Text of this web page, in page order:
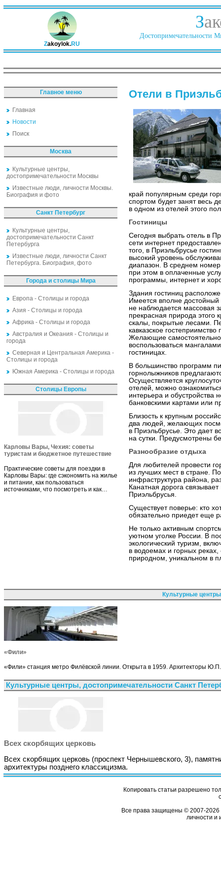
Zakoylok.RU
З
Достопримечательности
Главное меню
Главная
Новости
Поиск
Москва
Культурные центры,
достопримечательности Москвы
Известные люди, личности Москвы.
Биография и фото
Санкт Петербург
Культурные центры,
достопримечательности Санкт
Петербурга
Известные люди, личности Санкт
Петербурга. Биография, фото
Города и столицы Мира
Европа - Столицы и города
Азия - Столицы и города
Африка - Столицы и города
Австралия и Океания - Столицы и
города
Северная и Центральная Америка -
Столицы и города
Южная Америка - Столицы и города
Столицы Европы
Карловы Вары, Чехия: советы
туристам и бюджетное путешествие
Практические советы для поездки в
Карловы Вары: где сэкономить на жилье
и питании, как пользоваться
источниками, что посмотреть и как…
Отели в
край популярным среди
спортом будет занят весь
в одном из отелей этого
Гостиницы
Сегодня выбрать отель в
сети интернет
того, в Приэльбрусье
высокий уровень
диапазон. В среднем
при этом в оплаченные
программы, интернет и
Здания гостиниц
Имеется вполне
не наблюдается массовая
прекрасная природа
скалы, покрытые лесами.
кавказское
Желающие самостоятельно
воспользоваться
гостиницах.
В большинство программ
горнолыжников
Осуществляется
отелей, можно
интерьера и обустройства
банковскими картами или
Близость к крупным
два людей, желающих
в Приэльбрусье. Это дает
на сутки. Предусмотрены
Разнообразие отдыха
Для любителей провести
из лучших мест в стране.
инфраструктура района,
Канатная дорога
Приэльбрусья.
Существует поверье: кто
обязательно приедет еще
Не только активным
уютном уголке России. В
экологический туризм,
в водоемах и горных
природном, уникальном в
Культурные
«Фили»
«Фили» станция метро Филёвской линии. Открыта в 1959. Архитекторы
Культурные центры, достопримечательности Санкт
Всех скорбящих церковь
Всех скорбящих церковь (проспект Чернышевского, 3),
архитектуры позднего классицизма.
Копировать статьи разрешено
Все права защищены © 2007-2026
личности и